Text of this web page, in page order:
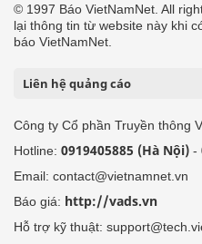
© 1997 Báo VietNamNet. All
lại thông tin từ website này khi
báo VietNamNet.
Liên hệ quảng cáo
Công ty Cổ phần Truyền thông
Hotline: 0919405885 (Hà Nội) -
Email: contact@vietnamnet.vn
Báo giá: http://vads.vn
Hỗ trợ kỹ thuật: